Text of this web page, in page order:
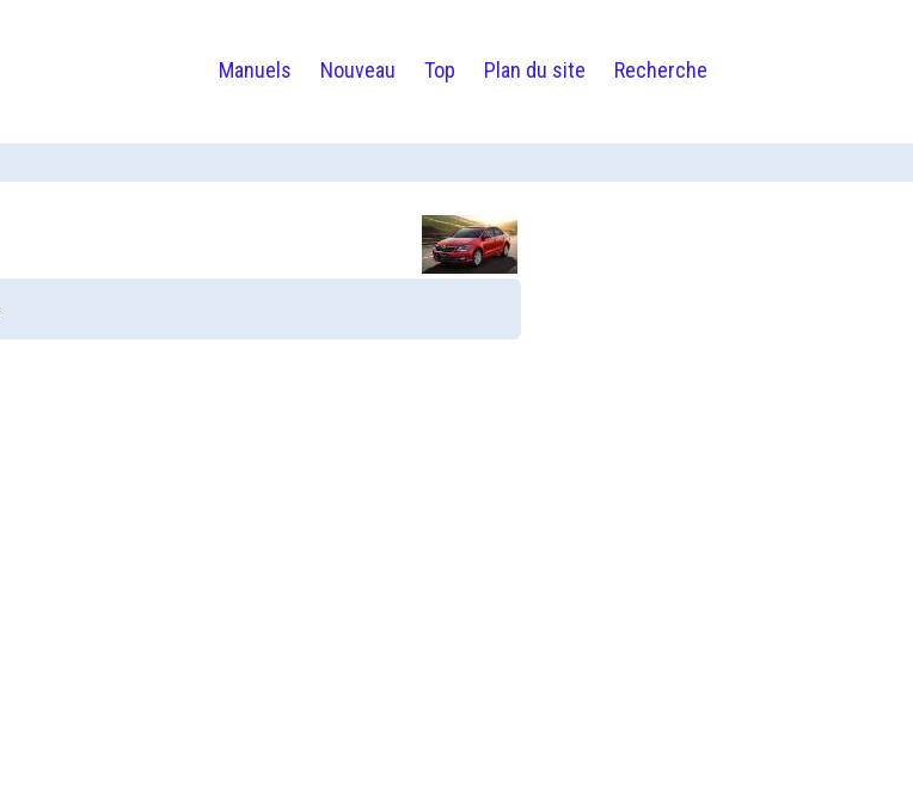
Manuels Nouveau Top Plan du site Recherche